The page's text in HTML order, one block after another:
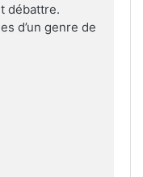
débattre.
d’un genre de